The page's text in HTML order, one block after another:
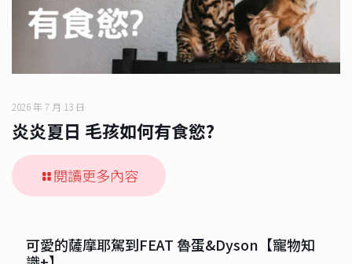
2026 年 7 月 13 日
炎炎夏日 毛孩如何有食慾?
閱讀更多內容
可愛的薩摩耶駕到FEAT 魯蛋&Dyson【寵物知